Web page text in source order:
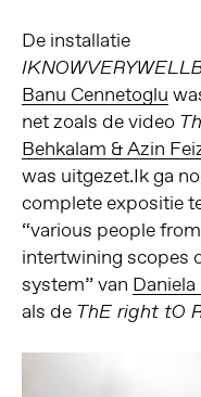
De installatie
Banu Cennetoglu
net zoals de video
Behkalam & Azin
was uitgezet.Ik ga
complete expositie
“various people
intertwining scopes
system” van
als de ThE right tO